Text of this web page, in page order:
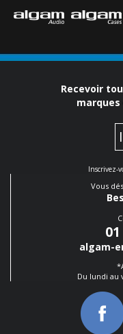
Recevoir
Inscrivez-
Vous
algam-
Du lundi au